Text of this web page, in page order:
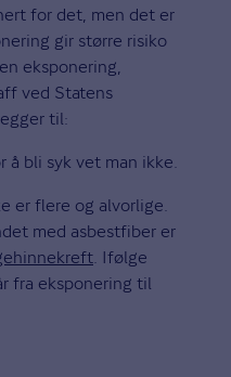
for det, men det er
gir større risiko
eksponering,
ved Statens
til:
å bli syk vet man ikke.
er flere og alvorlige.
med asbestfiber er
. Ifølge
fra eksponering til